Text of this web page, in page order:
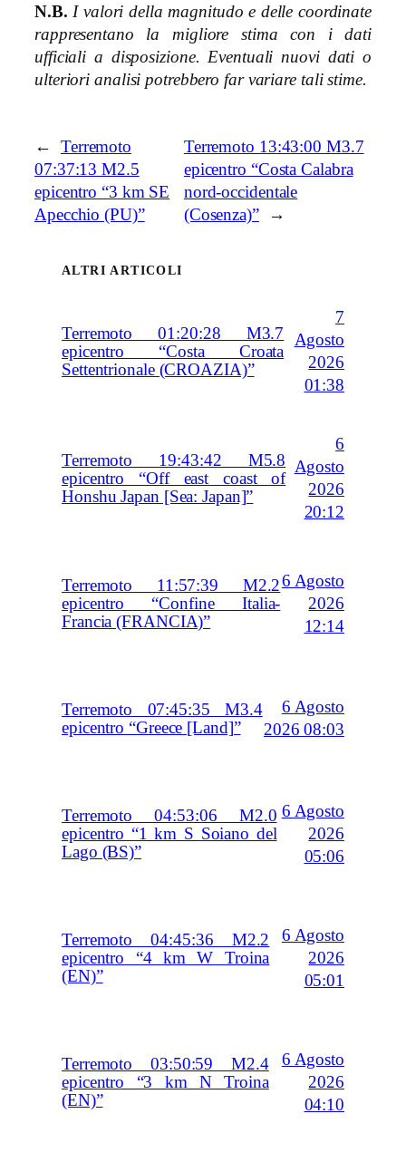
N.B. I valori della magnitudo e delle coordinate
rappresentano la migliore stima con i dati
ufficiali a disposizione. Eventuali nuovi dati o
ulteriori analisi potrebbero far variare tali stime.
←
Terremoto
07:37:13 M2.5
epicentro “3 km SE
Apecchio (PU)”
Terremoto 13:43:00 M3.7
epicentro “Costa Calabra
nord-occidentale
(Cosenza)”
→
ALTRI ARTICOLI
Terremoto 01:20:28 M3.7
epicentro “Costa Croata
Settentrionale (CROAZIA)”
7
Agosto
2026
01:38
Terremoto 19:43:42 M5.8
epicentro “Off east coast of
Honshu Japan [Sea: Japan]”
6
Agosto
2026
20:12
Terremoto 11:57:39 M2.2
epicentro “Confine Italia-
Francia (FRANCIA)”
6 Agosto
2026
12:14
Terremoto 07:45:35 M3.4
epicentro “Greece [Land]”
6 Agosto
2026 08:03
Terremoto 04:53:06 M2.0
epicentro “1 km S Soiano del
Lago (BS)”
6 Agosto
2026
05:06
Terremoto 04:45:36 M2.2
epicentro “4 km W Troina
(EN)”
6 Agosto
2026
05:01
Terremoto 03:50:59 M2.4
epicentro “3 km N Troina
(EN)”
6 Agosto
2026
04:10